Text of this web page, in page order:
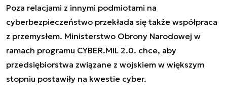
Poza relacjami z innymi podmiotami na
cyberbezpieczeństwo przekłada się także współpraca
z przemysłem. Ministerstwo Obrony Narodowej w
ramach programu CYBER.MIL 2.0. chce, aby
przedsiębiorstwa związane z wojskiem w większym
stopniu postawiły na kwestie cyber.